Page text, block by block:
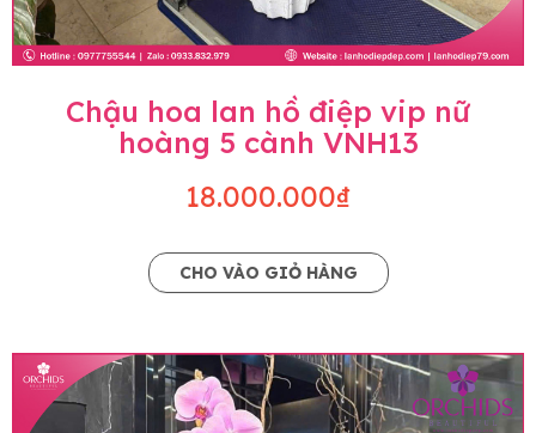
Chậu hoa lan hồ điệp vip nữ
hoàng 5 cành VNH13
18.000.000₫
CHO VÀO GIỎ HÀNG